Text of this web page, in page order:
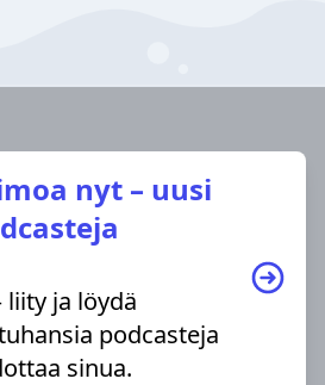
nyt – uusi
liity ja löydä
podcasteja
sinua.